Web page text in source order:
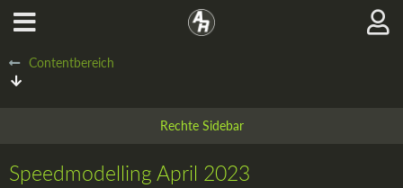
Contentbereich
Speedmodelling April 2023